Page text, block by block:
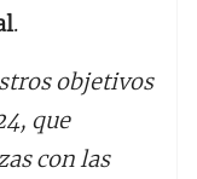
.
objetivos
que
con las